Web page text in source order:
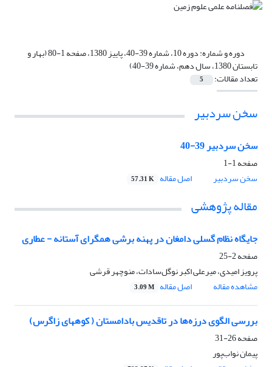
دوره و شماره: دوره 10، شماره 39-40، پاییز 1380، صفحه 1-80 (بهار و
تابستان 1380، سال دهم، شماره 39-40)
تعداد مقالات: 5
سخن سردبیر
سخن سردبیر 39-40
صفحه1-1
سخن سردبیر
اصل مقاله 57.31 K
مقاله پژوهشی
جایگاه نظام گسلی دامغان در پهنه برشی همگرای آستانه - عطاری
صفحه2-25
پرویز امیدی، میرعلی اکبر نوگل‌سادات، منوچهر قرشی
مشاهده مقاله
اصل مقاله 3.09 M
بررسی الگوی درزه‌ها در تاقدیس بادامستان ( کوههای زاگرس)
صفحه26-31
پیمان نواب‌پور